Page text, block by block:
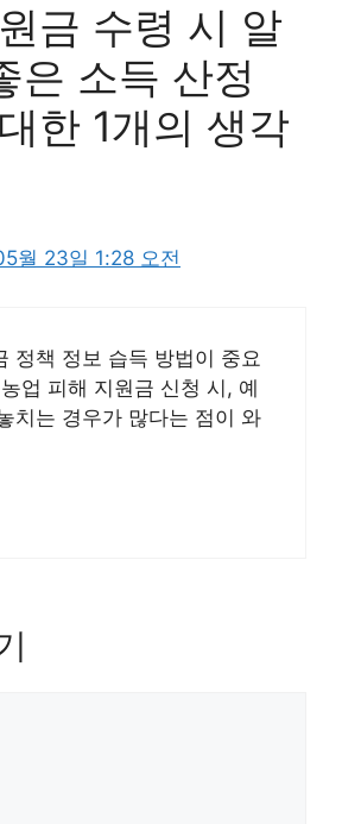
금 수령 시 알
은 소득 산정
한 1개의 생각
월 23일 1:28 오전
정책 정보 습득 방법이 중요
업 피해 지원금 신청 시, 예
치는 경우가 많다는 점이 와